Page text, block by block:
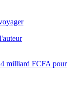
milliard FCFA pour